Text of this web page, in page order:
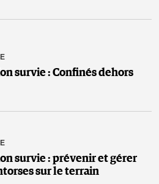
survie : Confinés dehors
survie : prévenir et gérer
sur le terrain